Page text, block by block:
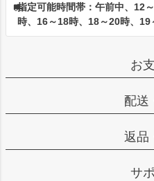
指定可能時間帯：午前中、12
時、16～18時、18～20時、19
お
配送
返品
サ